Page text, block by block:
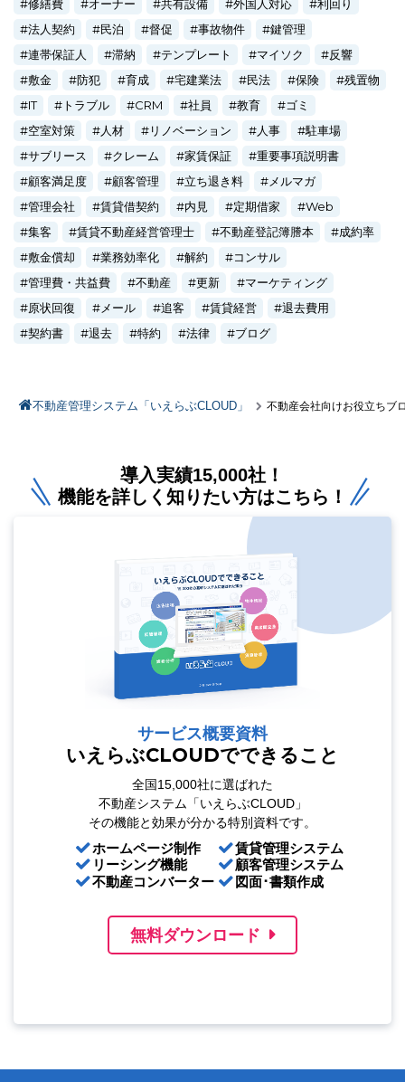
修繕費
オーナー 共有設備 外国人対応
利回り
法人契約
民泊 督促 事故物件
鍵管理
連帯保証人
滞納 テンプレート マイソク
反響
敷金
防犯 育成 宅建業法 民法 保険
残置物
IT
トラブル CRM 社員 教育
ゴミ
空室対策
人材 リノベーション 人事
駐車場
サブリース
クレーム 家賃保証
重要事項説明書
顧客満足度
顧客管理 立ち退き料
メルマガ
管理会社
賃貸借契約 内見 定期借家
Web
集客
賃貸不動産経営管理士 不動産登記簿謄本
成約率
敷金償却
業務効率化 解約
コンサル
管理費・共益費
不動産 更新
マーケティング
原状回復
メール 追客 賃貸経営
退去費用
契約書
退去 特約 法律 ブログ
不動産管理システム「いえらぶCLOUD」 不動産会社向けお役立ちブ
導入実績15,000社！
機能を詳しく知りたい方はこちら！
サービス概要資料
いえらぶCLOUDでできること
全国15,000社に選ばれた
不動産システム「いえらぶCLOUD」
その機能と効果が分かる特別資料です。
ホームページ制作
リーシング機能
不動産コンバーター
賃貸管理システム
顧客管理システム
図面･書類作成
無料ダウンロード